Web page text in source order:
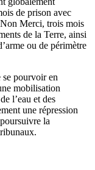
de prison avec
Non Merci, trois mois
de la Terre, ainsi
ou de périmètre
se pourvoir en
mobilisation
l’eau et des
une répression
la